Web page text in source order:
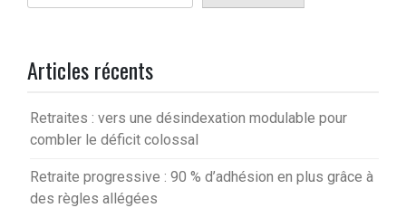
Articles récents
Retraites : vers une désindexation modulable pour
combler le déficit colossal
Retraite progressive : 90 % d’adhésion en plus grâce à
des règles allégées